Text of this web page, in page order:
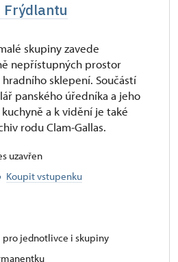
Frýdlantu
skupiny zavede
nepřístupných prostor
sklepení. Součástí
panského úředníka a jeho
a k vidění je také
rodu Clam-Gallas.
uzavřen
Koupit vstupenku
pro jednotlivce i skupiny